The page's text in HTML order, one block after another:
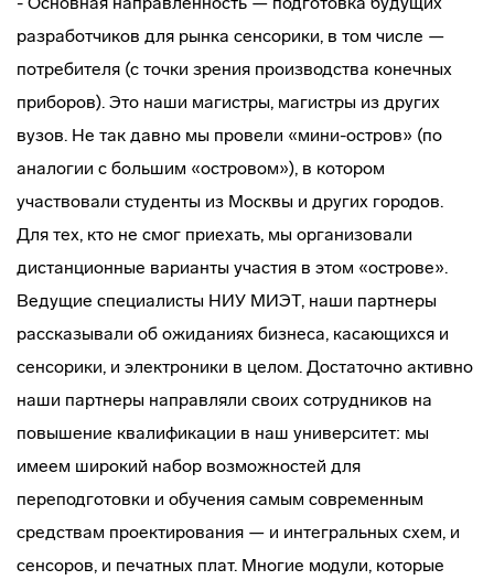
разработчиков для рынка сенсорики, в том числе —
потребителя (с точки зрения производства конечных
приборов). Это наши магистры, магистры из других
вузов. Не так давно мы провели «мини-остров» (по
аналогии с большим «островом»), в котором
участвовали студенты из Москвы и других городов.
Для тех, кто не смог приехать, мы организовали
дистанционные варианты участия в этом «острове».
Ведущие специалисты НИУ МИЭТ, наши партнеры
рассказывали об ожиданиях бизнеса, касающихся и
сенсорики, и электроники в целом. Достаточно активно
наши партнеры направляли своих сотрудников на
повышение квалификации в наш университет: мы
имеем широкий набор возможностей для
переподготовки и обучения самым современным
средствам проектирования — и интегральных схем, и
сенсоров, и печатных плат. Многие модули, которые